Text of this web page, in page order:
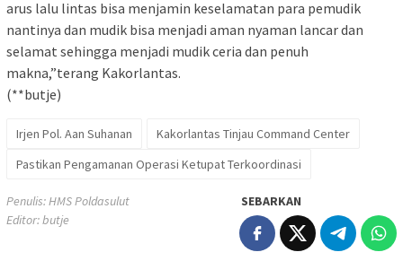
arus lalu lintas bisa menjamin keselamatan para pemudik
nantinya dan mudik bisa menjadi aman nyaman lancar dan
selamat sehingga menjadi mudik ceria dan penuh
makna,”terang Kakorlantas.
(**butje)
Irjen Pol. Aan Suhanan
Kakorlantas Tinjau Command Center
Pastikan Pengamanan Operasi Ketupat Terkoordinasi
Penulis: HMS Poldasulut
Editor: butje
SEBARKAN